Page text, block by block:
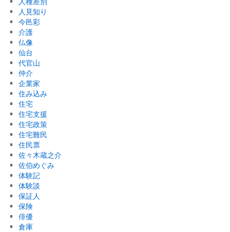
人見知り
今邑彩
介護
仏像
仙台
代官山
仲介
企業家
住み込み
住宅
住宅支援
住宅政策
住宅難民
住民票
佐々木蔵之介
佐伯めぐみ
体験記
体験談
保証人
保険
俳優
倉庫